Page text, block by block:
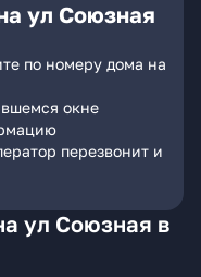
ул Союзная
по номеру дома на
окне
перезвонит и
ул Союзная в